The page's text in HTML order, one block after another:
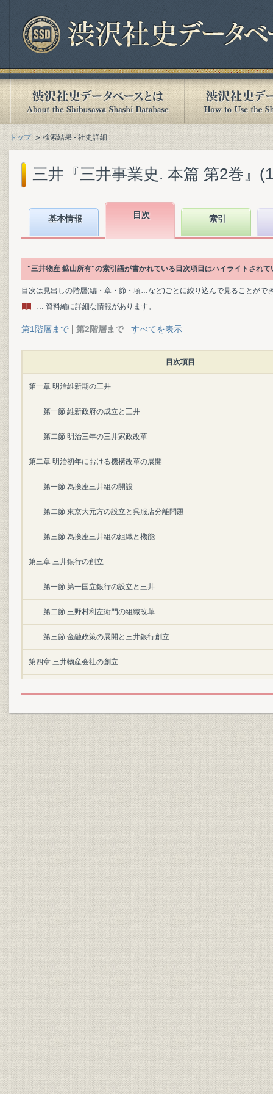
トップ 検索結果 - 社史詳細
三井『三井事業史. 本篇 第2巻』
基本情報 目次 索引
"三井物産 鉱山所有"の索引語が書かれている目次項目はハイライトされて
目次は見出しの階層(編・章・節・項…など)ごとに絞り込んで見ることがで
… 資料編に詳細な情報があります。
第1階層まで 第2階層まで すべてを表示
目次項目
第一章 明治維新期の三井
第一節 維新政府の成立と三井
第二節 明治三年の三井家政改革
第二章 明治初年における機構改革の展開
第一節 為換座三井組の開設
第二節 東京大元方の設立と呉服店分離問題
第三節 為換座三井組の組織と機能
第三章 三井銀行の創立
第一節 第一国立銀行の設立と三井
第二節 三野村利左衛門の組織改革
第三節 金融政策の展開と三井銀行創立
第四章 三井物産会社の創立
第二節 三井物産会社の設立事情
第三節 三井物産会社の営業状況
第五章 明治一〇年代の三井銀行
第一節 創業期三井銀行の経営事情
第二節 松方「紙幣整理」期の三井銀行
第三節 三井銀行による神岡鉱山の開発
第六章 三井家政改革の展開
第一節 明治一〇年代の三井組大元方
第二節 明治一九年の三井家政改革
第三節 明治二三・二四年の三井家政改革
第四節 中上川彦次郎の三井銀行改革
第七章 多角的事業経営の成立と三井家共有財産制度の再編成
第一節 三井家仮評議会の組織と機能
第二節 三井家事業組織の再編成
第三節 三井家共有財産管理機構の再編成
第八章 三井家憲の制定